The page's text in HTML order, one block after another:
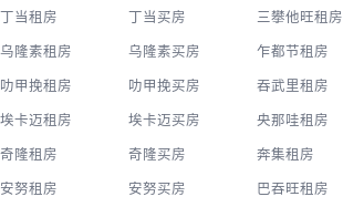
丁当租房 丁当买房 三攀他旺租房
乌隆素租房 乌隆素买房 乍都节租房
叻甲挽租房 叻甲挽买房 吞武里租房
埃卡迈租房 埃卡迈买房 央那哇租房
奇隆租房 奇隆买房 奔集租房
安努租房 安努买房 巴吞旺租房